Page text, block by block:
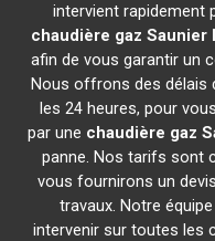
intervient rapidement
chaudière gaz Saunier
afin de vous garantir un
Nous offrons des délais
les 24 heures, pour
par une chaudière gaz
panne. Nos tarifs sont
vous fournirons un
travaux. Notre
intervenir sur toutes les